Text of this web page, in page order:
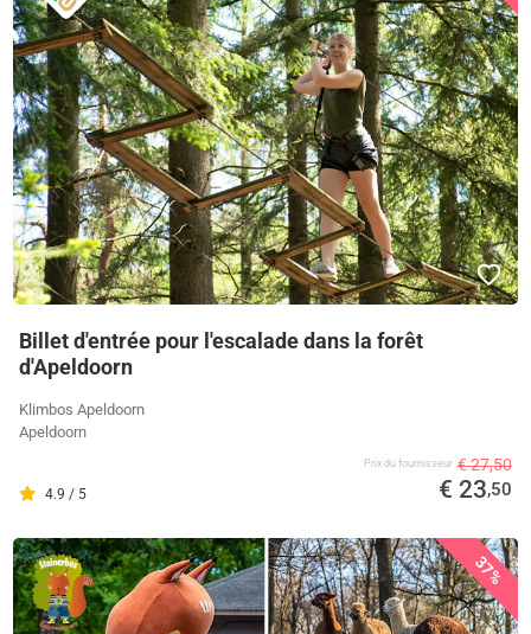
Billet d'entrée pour l'escalade dans la forêt
d'Apeldoorn
Klimbos Apeldoorn
Apeldoorn
4.9 / 5
Prix ​​du fournisseur € 27,50
€ 23,50
37%